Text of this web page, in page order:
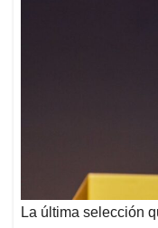
La última selección